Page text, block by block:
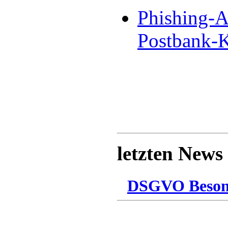
Phishing-
Postbank-
letzten News
DSGVO